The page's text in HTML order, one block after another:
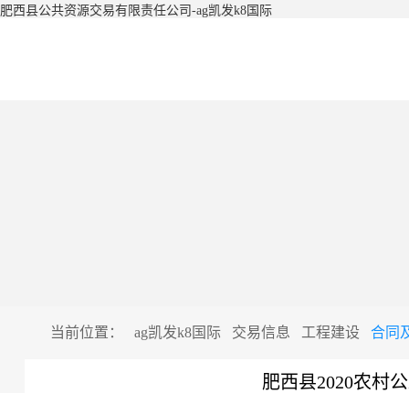
肥西县公共资源交易有限责任公司-ag凯发k8国际
当前位置： ag凯发k8国际 交易信息 工程建设 合同
肥西县2020农村